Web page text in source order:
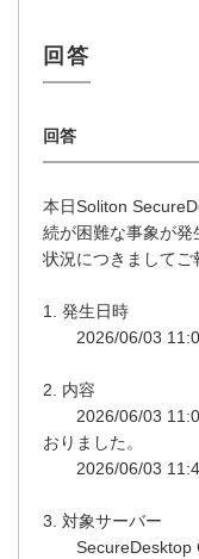
本日Soliton
続が困難な事象が発
状況につきましてご
1. 発生日時
2026/06/03
2. 内容
2026/06/03 11:00
おりました。
2026/06/03 11:40
3. 対象サーバー
SecureDesktop